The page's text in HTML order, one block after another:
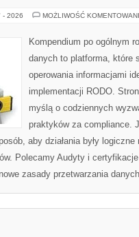
- 2026 MOŻLIWOŚĆ
Kompendium po ogólnym
danych to platforma, które
operowania informacjami
implementacji RODO.
myślą o codziennych
praktyków za compliance.
aby działania były logiczne
Polecamy Audyty i
zasady przetwarzania